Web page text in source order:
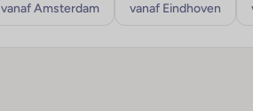
vanaf Amsterdam vanaf Eindhoven